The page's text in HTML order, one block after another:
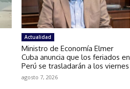
Actualidad
Ministro de Economía Elmer
Cuba anuncia que los feriados en
Perú se trasladarán a los viernes
agosto 7, 2026